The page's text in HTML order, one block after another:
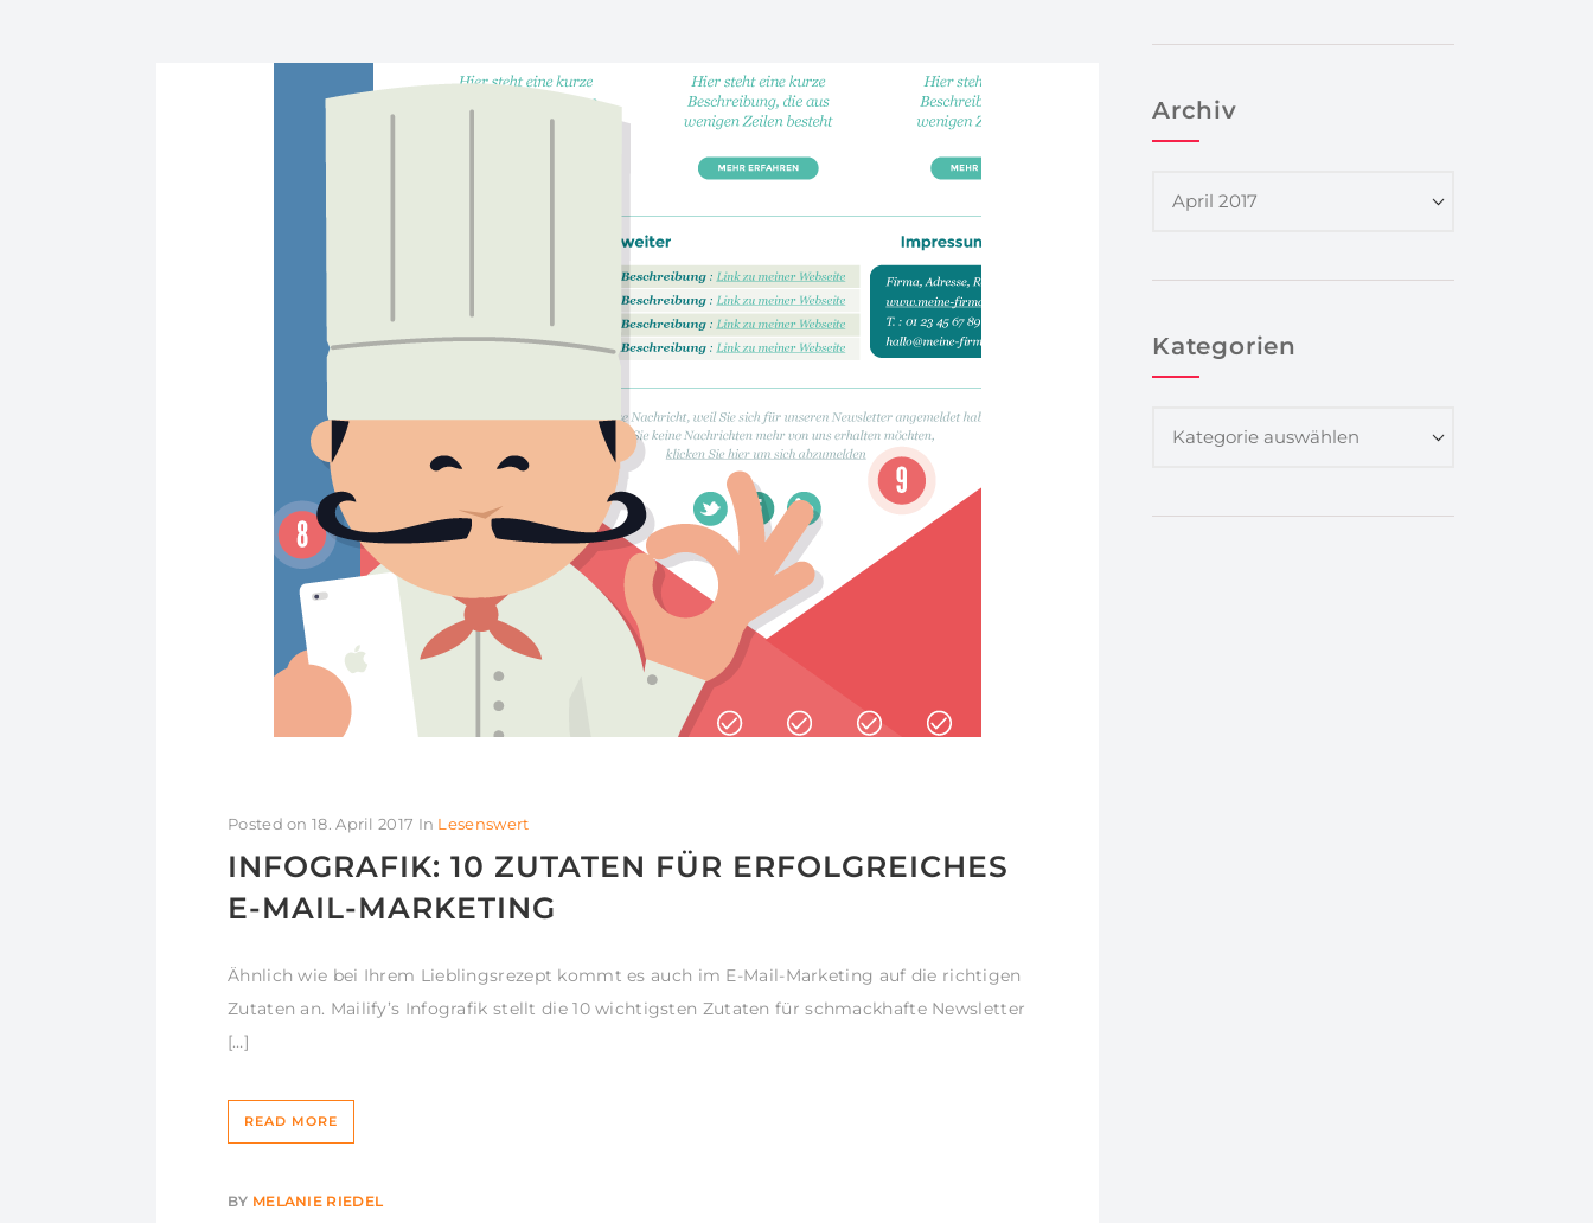
Posted on 18. April 2017 In Lesenswert
INFOGRAFIK: 10 ZUTATEN FÜR ERFOLGREICHES
E-MAIL-MARKETING
Ähnlich wie bei Ihrem Lieblingsrezept kommt es auch im E-Mail-Marketing auf die richtigen
Zutaten an. Mailify’s Infografik stellt die 10 wichtigsten Zutaten für schmackhafte Newsletter
[…]
READ MORE
BY MELANIE RIEDEL
Archiv
Kategorien